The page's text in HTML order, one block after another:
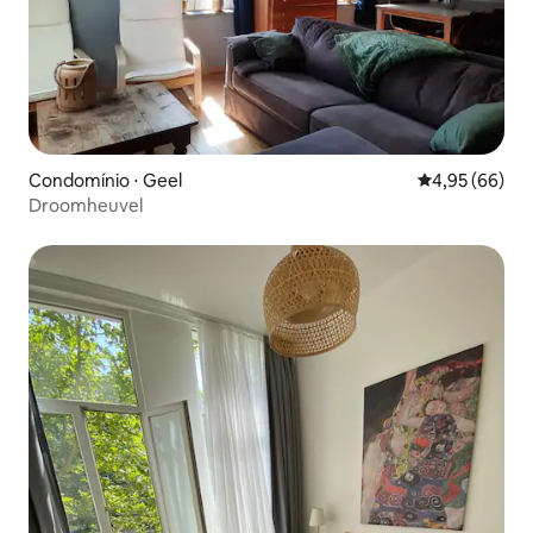
Condomínio ⋅ Geel 4,95 de uma
4,95 (66)
Droomheuvel